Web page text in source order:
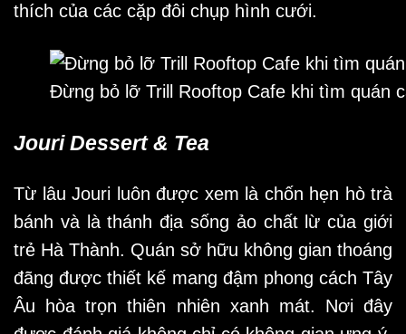
thích của các cặp đôi chụp hình cưới.
Đừng bỏ lỡ Trill Rooftop Cafe khi tìm quán
Jouri Dessert & Tea
Từ lâu Jouri luôn được xem là chốn hẹn hò trà
bánh và là thánh địa sống ảo chất lừ của giới
trẻ Hà Thành. Quán sở hữu không gian thoáng
đãng được thiết kế mang đậm phong cách Tây
Âu hòa trọn thiên nhiên xanh mát. Nơi đây